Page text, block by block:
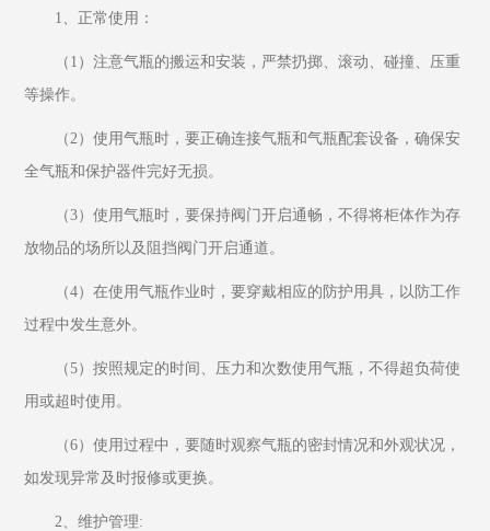
1、正常使用：
（1）注意气瓶的搬运和安装，严禁扔掷、滚动、碰撞、压重
等操作。
（2）使用气瓶时，要正确连接气瓶和气瓶配套设备，确保安
全气瓶和保护器件完好无损。
（3）使用气瓶时，要保持阀门开启通畅，不得将柜体作为存
放物品的场所以及阻挡阀门开启通道。
（4）在使用气瓶作业时，要穿戴相应的防护用具，以防工作
过程中发生意外。
（5）按照规定的时间、压力和次数使用气瓶，不得超负荷使
用或超时使用。
（6）使用过程中，要随时观察气瓶的密封情况和外观状况，
如发现异常及时报修或更换。
2、维护管理: